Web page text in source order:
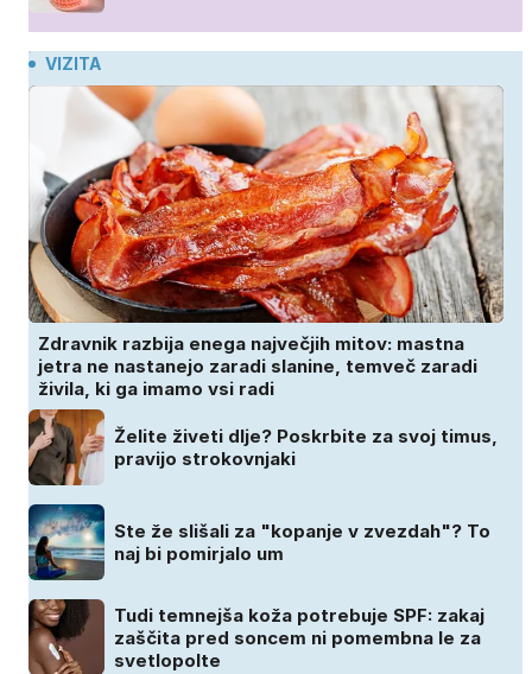
VIZITA
Zdravnik razbija enega največjih mitov: mastna
jetra ne nastanejo zaradi slanine, temveč zaradi
živila, ki ga imamo vsi radi
Želite živeti dlje? Poskrbite za svoj timus,
pravijo strokovnjaki
Ste že slišali za "kopanje v zvezdah"? To
naj bi pomirjalo um
Tudi temnejša koža potrebuje SPF: zakaj
zaščita pred soncem ni pomembna le za
svetlopolte